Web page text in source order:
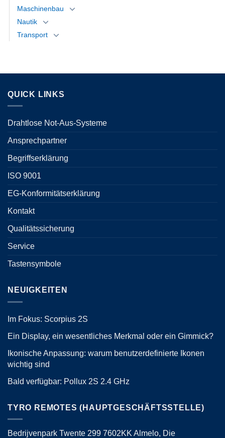
Maschinenbau
Nautik
Transport
QUICK LINKS
Drahtlose Not-Aus-Systeme
Ansprechpartner
Begriffserklärung
ISO 9001
EG-Konformitätserklärung
Kontakt
Qualitätssicherung
Service
Tastensymbole
NEUIGKEITEN
Im Fokus: Scorpius 2S
Ein Display, ein wesentliches Merkmal oder ein Gimmick?
Ikonische Anpassung: warum benutzerdefinierte Ikonen
wichtig sind
Bald verfügbar: Pollux 2S 2.4 GHz
TYRO REMOTES (HAUPTGESCHÄFTSSTELLE)
Bedrijvenpark Twente 299 7602KK Almelo, Die